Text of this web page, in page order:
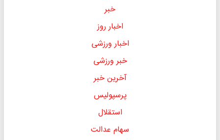
خبر
اخبار روز
اخبار ورزشی
خبر ورزشی
آخرین خبر
پرسپولیس
استقلال
سهام عدالت